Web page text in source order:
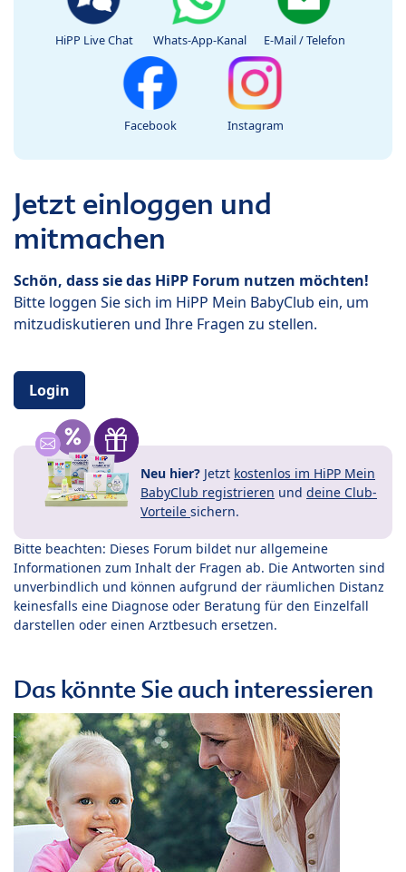
HiPP Live Chat Whats-App-Kanal E-Mail / Telefon
Facebook Instagram
Jetzt einloggen und
mitmachen
Schön, dass sie das HiPP Forum nutzen möchten!
Bitte loggen Sie sich im HiPP Mein BabyClub ein, um
mitzudiskutieren und Ihre Fragen zu stellen.
Login
Neu hier? Jetzt kostenlos im HiPP Mein
BabyClub registrieren und deine Club-
Vorteile sichern.
Bitte beachten: Dieses Forum bildet nur allgemeine
Informationen zum Inhalt der Fragen ab. Die Antworten sind
unverbindlich und können aufgrund der räumlichen Distanz
keinesfalls eine Diagnose oder Beratung für den Einzelfall
darstellen oder einen Arztbesuch ersetzen.
Das könnte Sie auch interessieren